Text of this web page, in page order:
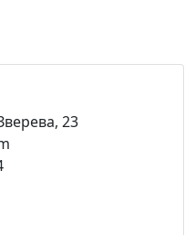
23